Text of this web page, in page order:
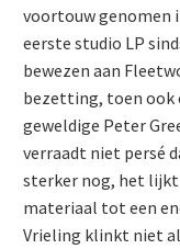
voortouw genomen
eerste studio LP
bewezen aan
bezetting, toen ook
geweldige Peter
verraadt niet persé
sterker nog, het
materiaal tot een
Vrieling klinkt niet